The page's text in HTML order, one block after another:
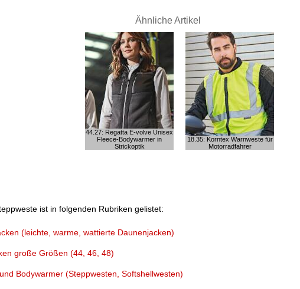
Ähnliche Artikel
44.27: Regatta E-volve Unisex
Fleece-Bodywarmer in
Strickoptik
18.35: Korntex Warnweste für
Motorradfahrer
ist in folgenden Rubriken gelistet:
(leichte, warme, wattierte Daunenjacken)
große Größen (44, 46, 48)
Bodywarmer (Steppwesten, Softshellwesten)